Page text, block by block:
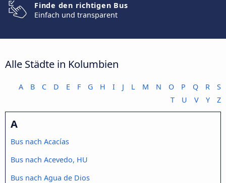
Finde den richtigen Bus
Einfach und transparent
Alle Städte in Kolumbien
A B C D E F G H I J L M N O P Q R
S
T
U V Y Z
A
Bus nach Acacías
Bus nach Acevedo, HU
Bus nach Agua de Dios